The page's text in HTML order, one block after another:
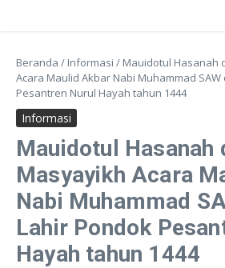
Beranda / Informasi / Mauidotul Hasanah
Acara Maulid Akbar Nabi Muhammad
Pesantren Nurul Hayah tahun 1444
Informasi
Mauidotul Hasanah
Masyayikh Acara
Nabi Muhammad
Lahir Pondok
Hayah tahun 1444